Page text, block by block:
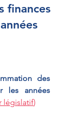
finances
des
les années
législatif)